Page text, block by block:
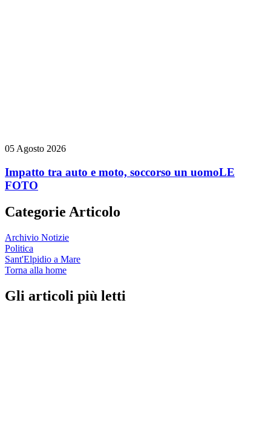
05 Agosto 2026
Impatto tra auto e moto, soccorso un uomoLE
FOTO
Categorie Articolo
Archivio Notizie
Politica
Sant'Elpidio a Mare
Torna alla home
Gli articoli più letti